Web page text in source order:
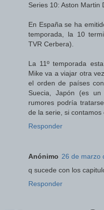
Series 10: Aston Martin
En España se ha
temporada, la 10
TVR Cerbera).
La 11º temporada
Mike va a viajar otra
el orden de países
Suecia, Japón (es
rumores podría
de la serie, si contamos
Responder
Anónimo 26 de marzo
q sucede con los
Responder